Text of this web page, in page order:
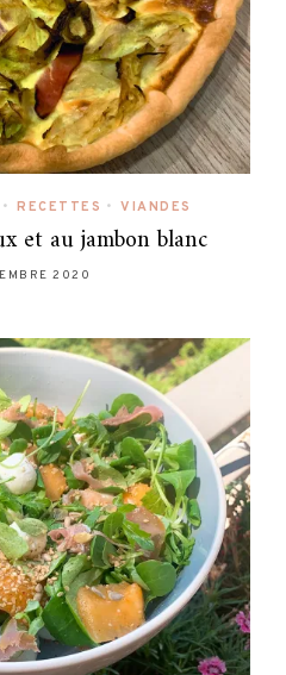
• RECETTES • VIANDES
et au jambon blanc
2020